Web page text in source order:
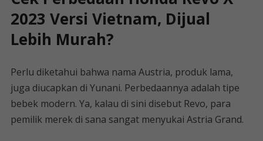
2023 Versi Vietnam, Dijual
Lebih Murah?
Perlu diketahui bahwa nama Austria, produk lama,
juga diucapkan di Yunani. Perbedaannya adalah tipe
bebek modern. Ya, kalau di sini disebut Revo, para
pemilik merek di sana sangat menyukai Astria Grand.